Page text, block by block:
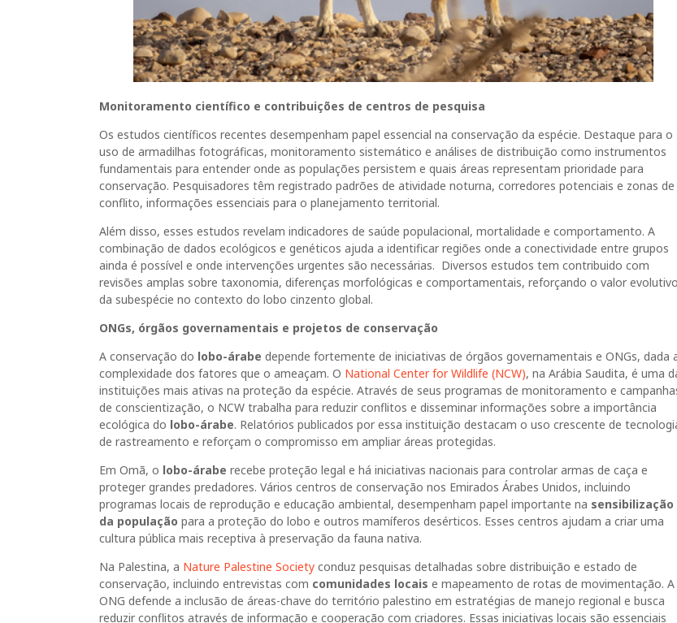
Monitoramento científico e contribuições de centros de pesquisa
Os estudos científicos recentes desempenham papel essencial na conservação da espécie. Destaque para o
uso de armadilhas fotográficas, monitoramento sistemático e análises de distribuição como instrumentos
fundamentais para entender onde as populações persistem e quais áreas representam prioridade para
conservação. Pesquisadores têm registrado padrões de atividade noturna, corredores potenciais e zonas de
conflito, informações essenciais para o planejamento territorial.
Além disso, esses estudos revelam indicadores de saúde populacional, mortalidade e comportamento. A
combinação de dados ecológicos e genéticos ajuda a identificar regiões onde a conectividade entre grupos
ainda é possível e onde intervenções urgentes são necessárias. Diversos estudos tem contribuido com
revisões amplas sobre taxonomia, diferenças morfológicas e comportamentais, reforçando o valor evolutivo
da subespécie no contexto do lobo cinzento global.
ONGs, órgãos governamentais e projetos de conservação
A conservação do lobo-árabe depende fortemente de iniciativas de órgãos governamentais e ONGs, dada
complexidade dos fatores que o ameaçam. O National Center for Wildlife (NCW), na Arábia Saudita, é uma
instituições mais ativas na proteção da espécie. Através de seus programas de monitoramento e
de conscientização, o NCW trabalha para reduzir conflitos e disseminar informações sobre a importância
ecológica do lobo-árabe. Relatórios publicados por essa instituição destacam o uso crescente de
de rastreamento e reforçam o compromisso em ampliar áreas protegidas.
Em Omã, o lobo-árabe recebe proteção legal e há iniciativas nacionais para controlar armas de caça e
proteger grandes predadores. Vários centros de conservação nos Emirados Árabes Unidos, incluindo
programas locais de reprodução e educação ambiental, desempenham papel importante na sensibilização
da população para a proteção do lobo e outros mamíferos desérticos. Esses centros ajudam a criar uma
cultura pública mais receptiva à preservação da fauna nativa.
Na Palestina, a Nature Palestine Society conduz pesquisas detalhadas sobre distribuição e estado de
conservação, incluindo entrevistas com comunidades locais e mapeamento de rotas de movimentação. A
ONG defende a inclusão de áreas-chave do território palestino em estratégias de manejo regional e busca
reduzir conflitos através de informação e cooperação com criadores. Essas iniciativas locais são essenciais